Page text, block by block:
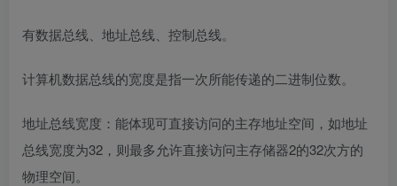
有数据总线、地址总线、控制总线。
计算机数据总线的宽度是指一次所能传递的二进制位数。
地址总线宽度：能体现可直接访问的主存地址空间，如地址
总线宽度为32，则最多允许直接访问主存储器2的32次方的
物理空间。